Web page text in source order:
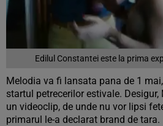
Edilul Constantei este la prima
Melodia va fi lansata pana de 1
startul petrecerilor estivale.
un videoclip, de unde nu vor lipsi
primarul le-a declarat brand de tara.